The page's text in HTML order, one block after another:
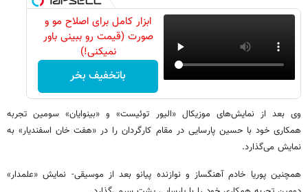
ابزار کامل برای اصلاح مو و
صورت (قیمت رو ببینی باور
نمیکنی!)
باتخفیف بخر
وی بعد از نمایش‌های موزیکال «الیور توئیست» و «بینوایان» سومین تجربه
همکاری خود با حسین پارسایی در مقام کارگردان را در «هفت خان اسفندیار» به
نمایش می‌گذارد.
همچنین پوریا خادم آهنگساز و نوازنده پیانو بعد از موسیقی- نمایش «علمدار»